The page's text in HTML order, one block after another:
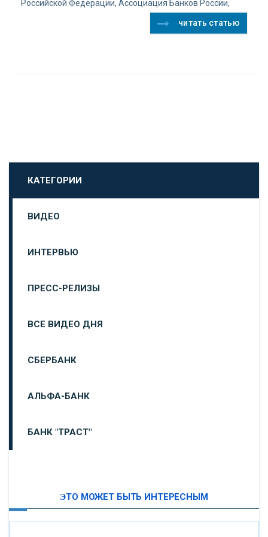
Российской Федерации, Ассоциация Банков России,
читать статью
КАТЕГОРИИ
ВИДЕО
ИНТЕРВЬЮ
ПРЕСС-РЕЛИЗЫ
ВСЕ ВИДЕО ДНЯ
СБЕРБАНК
АЛЬФА-БАНК
БАНК "ТРАСТ"
ЭТО МОЖЕТ БЫТЬ ИНТЕРЕСНЫМ